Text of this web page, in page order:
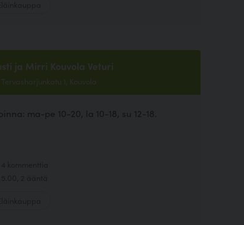
ja Mirri Kouvola Veturi
Tervasharjunkatu 1, Kouvola
ma-pe 10-20, la 10-18, su 12-18.